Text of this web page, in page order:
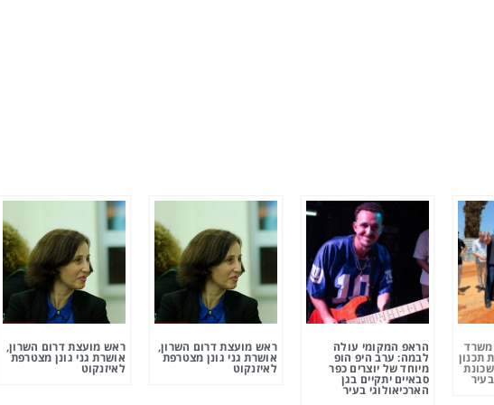
תכנון
הראפ המקומי עולה
לבמה: ערב היפ הופ
מיוחד של יוצרים כפר
סבאיים יתקיים בגן
הארכיאולוגי בעיר
ראש מועצת דרום השרון,
אושרת גני גונן מצטרפת
לאיזנקוט
ראש מועצת דרום השרון,
אושרת גני גונן מצטרפת
לאיזנקוט